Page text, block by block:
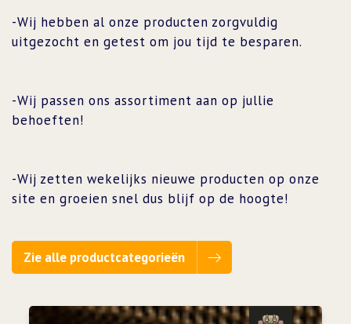
-Wij hebben al onze producten zorgvuldig
uitgezocht en getest om jou tijd te besparen.
-Wij passen ons assortiment aan op jullie
behoeften!
-Wij zetten wekelijks nieuwe producten op onze
site en groeien snel dus blijf op de hoogte!
Zie alle productcategorieën